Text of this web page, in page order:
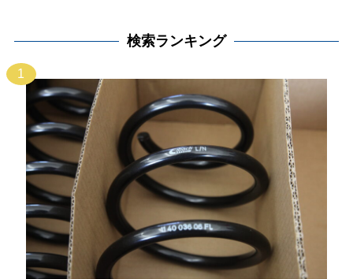
検索ランキング
1